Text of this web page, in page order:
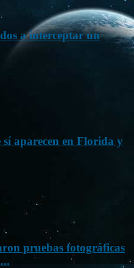
a interceptar un
aparecen en Florida y
pruebas fotográficas